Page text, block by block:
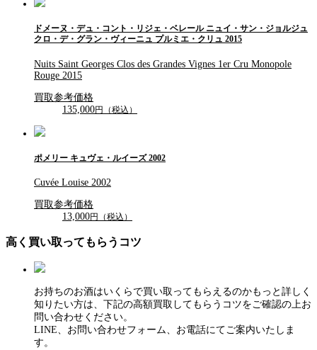
ドメーヌ・デュ・コント・リジェ・ベレール ニュイ・サン・ジョルジュ
クロ・デ・グラン・ヴィーニュ プルミエ・クリュ 2015
Nuits Saint Georges Clos des Grandes Vignes 1er Cru Monopole
Rouge 2015
買取参考価格
135,000円（税込）
ポメリー キュヴェ・ルイーズ 2002
Cuvée Louise 2002
買取参考価格
13,000円（税込）
高く買い取ってもらうコツ
お持ちのお酒はいくらで買い取ってもらえるのかもっと詳しく
知りたい方は、下記の高額買取してもらうコツをご確認の上お
問い合わせください。
LINE、お問い合わせフォーム、お電話にてご案内いたしま
す。